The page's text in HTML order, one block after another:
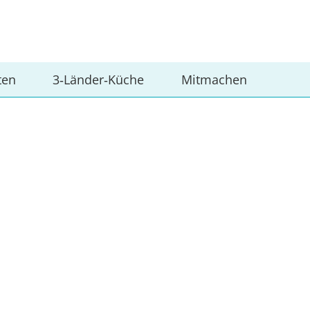
3‑Länder‑Küche Mitmachen